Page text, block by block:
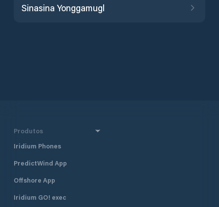
Sinasina Yonggamugl
Produtos
Iridium Phones
PredictWind App
Offshore App
Iridium GO! exec